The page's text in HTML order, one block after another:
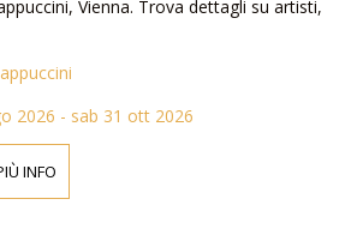
Vienna. Trova dettagli su artisti,
2026 - sab 31 ott 2026
INFO